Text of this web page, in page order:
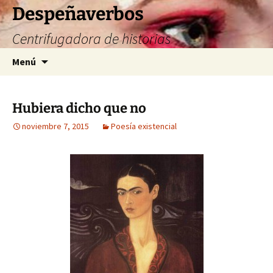
Saltar
al
contenido
Despeñaverbos
Centrifugadora de historias
Menú
Hubiera dicho que no
noviembre 7, 2015 Poesía existencial